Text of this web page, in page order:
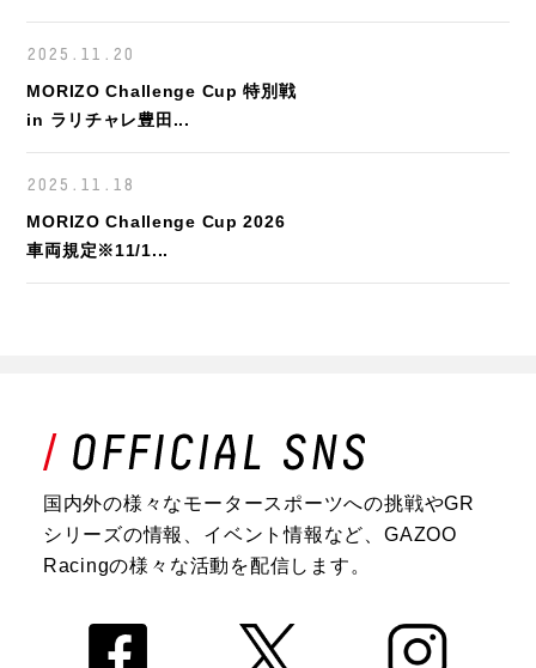
2025.11.20
MORIZO Challenge Cup 特別戦
in ラリチャレ豊田...
2025.11.18
MORIZO Challenge Cup 2026
車両規定※11/1...
国内外の様々なモータースポーツへの挑戦やGR
シリーズの情報、イベント情報など、GAZOO
Racingの様々な活動を配信します。